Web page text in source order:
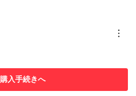
購入手続きへ